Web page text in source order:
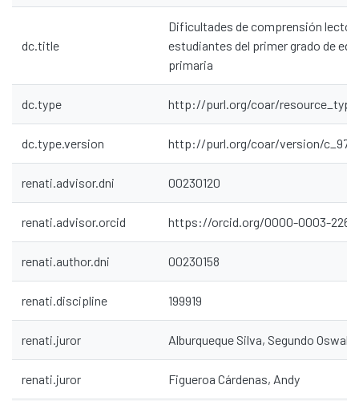
dc.title
Dificultades de comprensión
estudiantes del primer grado de
primaria
dc.type http://purl.org/coar/
dc.type.version http://purl.org/coar/version/
renati.advisor.dni 00230120
renati.advisor.orcid https://orcid.org/0000-0003-
renati.author.dni 00230158
renati.discipline 199919
renati.juror Alburqueque Silva, Segundo
renati.juror Figueroa Cárdenas, Andy